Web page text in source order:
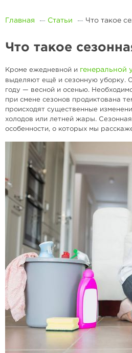
Главная Статьи Что такое
Что такое
Кроме ежедневной и генеральной
выделяют ещё и сезонную уборку.
году — весной и осенью.
при смене сезонов продиктована
происходят существенные
холодов или летней жары.
особенности, о которых мы